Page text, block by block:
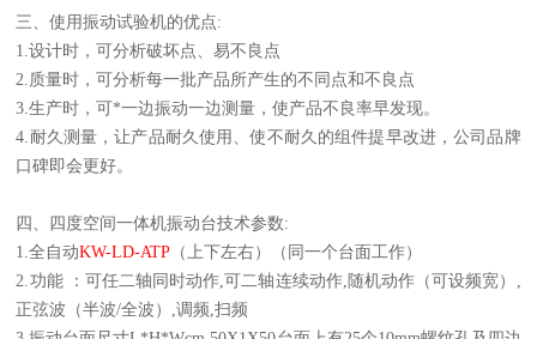
三、使用振动试验机的优点:
1.设计时，可分析破坏点、易不良点
2. 质量时，可分析每一批产品所产生的不同点和不良点
3.生产时，可*一边振动一边测量，使产品不良率早发现。
4. 耐久测量，让产品耐久使用、使不耐久的组件提早改进，公司品牌
口碑即会更好。
四、 四度空间一体机振动台技术参数:
1.全自动KW-LD-ATP （上下左右）（同一个台面工作）
2. 功能 ：可任二轴同时动作 ,可二轴连续动作, 随机动作（可设频宽）
正弦波（半波/全波） ,调频 ,扫频